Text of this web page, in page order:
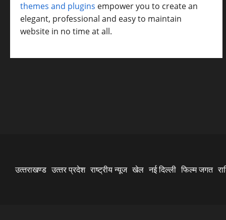
themes and plugins empower you to create an
elegant, professional and easy to maintain
website in no time at all.
उत्‍तराखण्‍ड उत्‍तर प्रदेश राष्ट्रीय न्यूज खेल नई दिल्ली फिल्‍म जगत